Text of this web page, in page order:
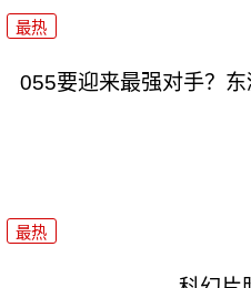
最热
055要迎来最强对手？东
最热